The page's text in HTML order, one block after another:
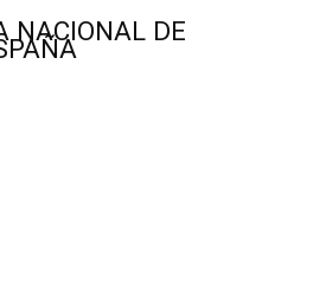
NACIONAL DE